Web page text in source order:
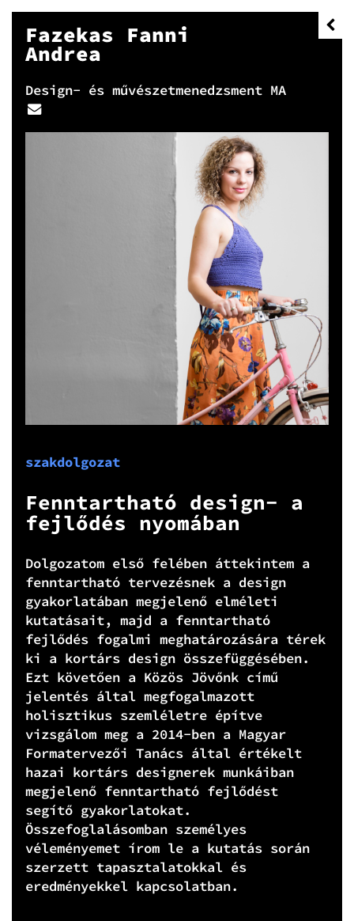
Fazekas Fanni
Andrea
Design- és művészetmenedzsment MA
szakdolgozat
Fenntartható design- a
fejlődés nyomában
Dolgozatom első felében áttekintem a
fenntartható tervezésnek a design
gyakorlatában megjelenő elméleti
kutatásait, majd a fenntartható
fejlődés fogalmi meghatározására térek
ki a kortárs design összefüggésében.
Ezt követően a Közös Jövőnk című
jelentés által megfogalmazott
holisztikus szemléletre építve
vizsgálom meg a 2014-ben a Magyar
Formatervezői Tanács által értékelt
hazai kortárs designerek munkáiban
megjelenő fenntartható fejlődést
segítő gyakorlatokat.
Összefoglalásomban személyes
véleményemet írom le a kutatás során
szerzett tapasztalatokkal és
eredményekkel kapcsolatban.